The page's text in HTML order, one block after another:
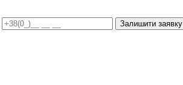
Залишити заявку